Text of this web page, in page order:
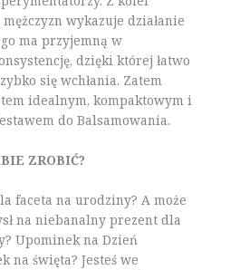
wykazuje działanie
ma przyjemną w
dzięki której łatwo
się wchłania. Zatem
idealnym, kompaktowym i
do Balsamowania.
ZROBIĆ?
faceta na urodziny? A może
na niebanalny prezent dla
Upominek na Dzień
na święta? Jesteś we